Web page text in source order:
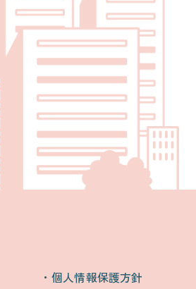
個人情報保護方針